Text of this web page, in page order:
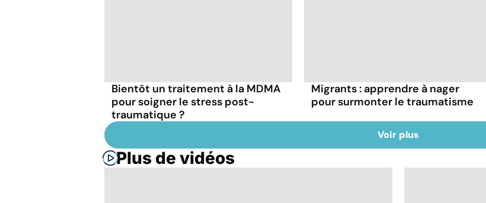
Bientôt un traitement à la MDMA
pour soigner le stress post-
traumatique ?
Migrants : apprendre à nager
pour surmonter le traumatisme
Voir plus
Plus de vidéos